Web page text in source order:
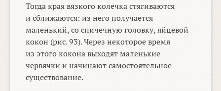
Тогда края вязкого колечка стягиваются
и сближаются: из него получается
маленький, со спичечную головку, яйцевой
кокон (рис. 93). Через некоторое время
из этого кокона выходят маленькие
червячки и начинают самостоятельное
существование.